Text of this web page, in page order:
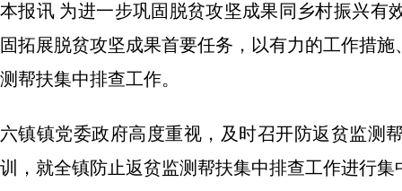
本报讯 为进一步巩固脱贫攻坚成果同乡村振兴有
固拓展脱贫攻坚成果首要任务，以有力的工作措
测帮扶集中排查工作。
六镇镇党委政府高度重视，及时召开防返贫监测
训，就全镇防止返贫监测帮扶集中排查工作进行